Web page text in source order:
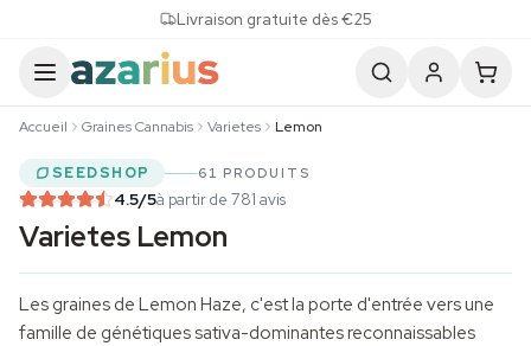
Livraison gratuite dès €25
Accueil Graines Cannabis Varietes Lemon
SEEDSHOP 61 PRODUITS
4.5/5à partir de 781 avis
Varietes Lemon
Les graines de Lemon Haze, c'est la porte d'entrée vers une
famille de génétiques sativa-dominantes reconnaissables